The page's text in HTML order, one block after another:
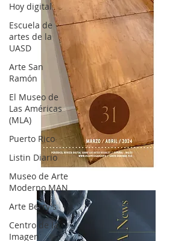
Hoy digital
Escuela de
artes de la
UASD
Arte San
Ramón
El Museo de
Las Américas
(MLA)
Puerto Rico
Listin Diario
Museo de Arte
Moderno MAN
Arte Berry's
Centro de la
Imagen
OCA|News 31 / Marzo-Abril / 2024